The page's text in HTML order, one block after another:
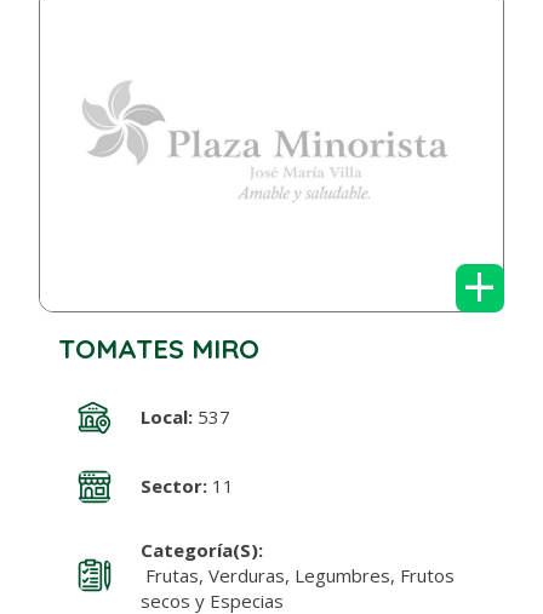
+
TOMATES MIRO
Local:537
Sector:11
Categoría(s):
Frutas, Verduras, Legumbres, Frutos
secos y Especias